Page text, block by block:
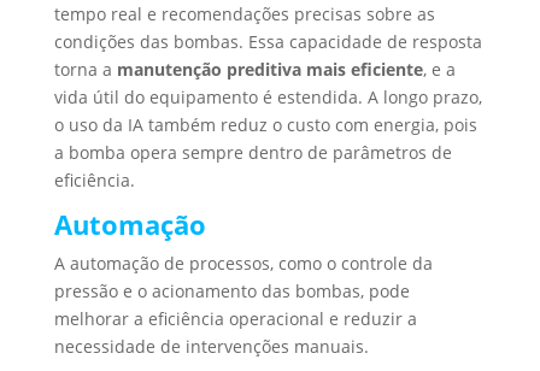
tempo real e recomendações precisas sobre as
condições das bombas. Essa capacidade de resposta
torna a manutenção preditiva mais eficiente, e a
vida útil do equipamento é estendida. A longo prazo,
o uso da IA também reduz o custo com energia, pois
a bomba opera sempre dentro de parâmetros de
eficiência.
Automação
A automação de processos, como o controle da
pressão e o acionamento das bombas, pode
melhorar a eficiência operacional e reduzir a
necessidade de intervenções manuais.